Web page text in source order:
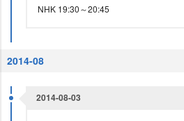
NHK 19:30～20:45
2014-08
2014-08-03